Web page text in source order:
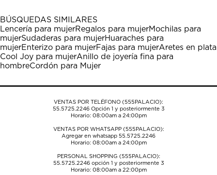
1
estrella
Esta
acción
abrirá
el
formulario
envío.
estrellas.
Esta
acción
abrirá
el
formulario
envío.
estrellas.
Esta
acción
abrirá
el
formulario
envío.
estrellas.
Esta
acción
abrirá
el
formulario
envío.
estrellas.
Esta
acción
abrirá
el
formulario
envío.
BÚSQUEDAS SIMILARES
Lencería para mujerRegalos para mujerMochilas para
mujerSudaderas para mujerHuaraches para
mujerEnterizo para mujerFajas para mujerAretes en plata
Cool Joy para mujerAnillo de joyería fina para
hombreCordón para Mujer
VENTAS POR TELÉFONO (555PALACIO):
55.5725.2246Opción 1 y posteriormente 3
Horario: 08:00am a 24:00pm
VENTAS POR WHATSAPP (555PALACIO):
Agregar en whatsapp 55.5725.2246
Horario: 08:00am a 24:00pm
PERSONAL SHOPPING (555PALACIO):
55.5725.2246opción 1 y posteriormente 3
Horario: 08:00am a 22:00pm